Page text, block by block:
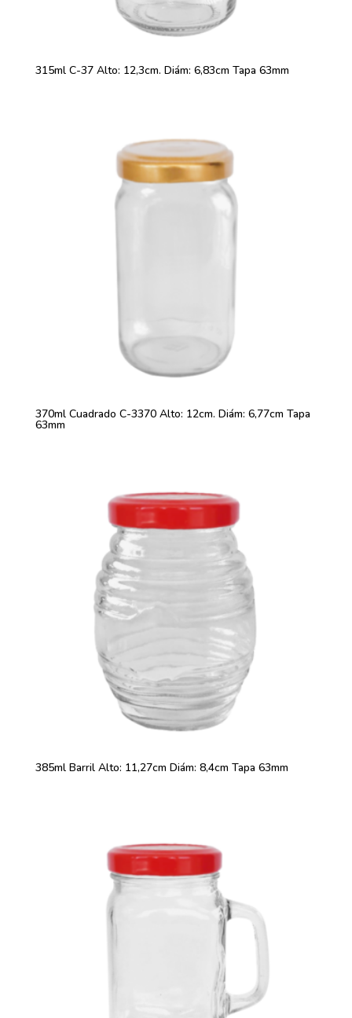
315ml C-37 Alto: 12,3cm. Diám: 6,83cm Tapa 63mm
370ml Cuadrado C-3370 Alto: 12cm. Diám: 6,77cm Tapa
63mm
385ml Barril Alto: 11,27cm Diám: 8,4cm Tapa 63mm